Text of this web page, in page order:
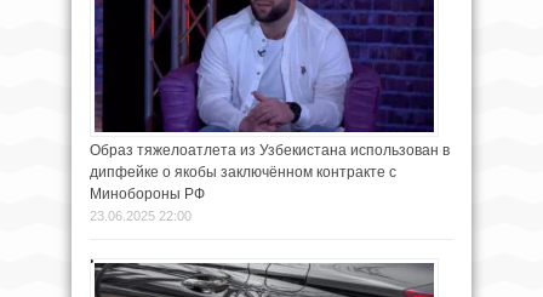
Образ тяжелоатлета из Узбекистана использован в
дипфейке о якобы заключённом контракте с
Минобороны РФ
23.06.2025 22:00